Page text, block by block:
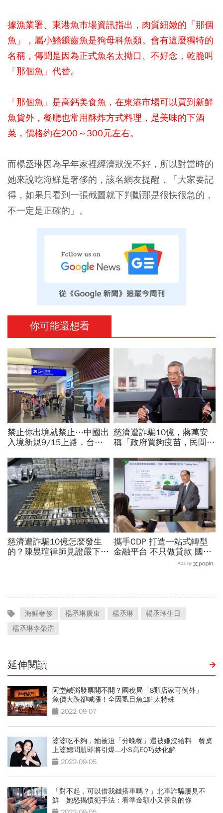
據漁業署、東港魚市場資訊指出，肉質細嫩的「那個
魚」，屬小鰭鐮齒魚是狗母科魚類。會有這麼獨特的
名稱，傳聞是因為正式魚名太拗口、不好念，乾脆叫
「那個魚」代替。
「那個魚」是高鈣美食魚，在東港市場可以買到新鮮
魚貨外，餐廳也常用酥炸方式料理，是美味的下酒
菜，價格約在200～300元左右。
而楊丞琳因為早年家裡經濟狀況不好，所以對當時的
她來說吃海鮮是奢侈的，該名網友提醒，「大家要記
得，如果只看到一張截圖就下判斷那是很快很急的，
不一定是正確的」。
你可能還想看
禁止你出境就禁止…中國出
入境新規9/15上路，台灣
職業特別注意：前例在這
慈濟遭詐騙10億，蔣萬安
稱「政府買夠疫苗，民間就
話說得不夠公道
慈濟遭詐騙10億怎麼發生
的？陳昱瑄律師見證嚴下跪
攜手CDP 打造一站式轉型
金融平台 不只做貸款 國泰
世華化身減碳顧問Ads by
海鮮奢侈 楊丞琳廣東 楊丞琳
楊丞琳生日
楊丞琳李榮浩
延伸閱讀
阿堂鹹粥發票開不開？國稅局「8類店家可例外」
魚價大跌卻喊漲！全因虱目魚1點太特殊
2022-09-07
婆婆吃不夠，她被迫「分晚餐」還被嫌沒給料 餐桌
上婆媳問題即將引爆...小S高EQ巧妙化解
2022-09-05
「對不起，可以借我錢搭車嗎？」北車詐騙屢見不
鮮 她怒揭慣犯手法：看準金額小又善良的你